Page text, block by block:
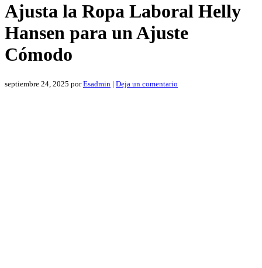
Ajusta la Ropa Laboral Helly
Hansen para un Ajuste
Cómodo
septiembre 24, 2025 porEsadmin | Deja un comentario